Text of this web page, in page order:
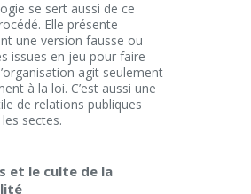
se sert aussi de ce
Elle présente
une version fausse ou
issues en jeu pour faire
agit seulement
à la loi. C’est aussi une
de relations publiques
sectes.
et le culte de la